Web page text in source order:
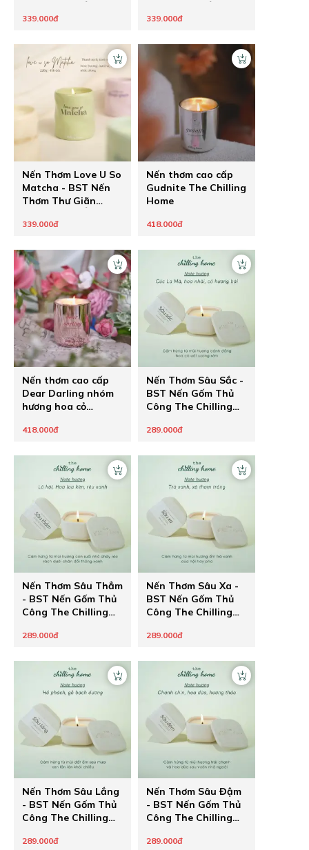
Healing Pastel của
Quà Tặng Chữa
Lành Cho Người
Thương
339.000đ
Healing Pastel của
Quà Tặng Chữa
Lành Cho Người
Thương
339.000đ
Nến Thơm Love U So
Matcha - BST Nến
Thơm Thư Giãn
Healing Pastel của
Quà Tặng Chữa
Lành Cho Người
Thương
339.000đ
Nến thơm cao cấp
Gudnite The Chilling
Home
418.000đ
Nến thơm cao cấp
Dear Darling nhóm
hương hoa cỏ
Chilling Home
418.000đ
Nến Thơm Sâu Sắc -
BST Nến Gốm Thủ
Công The Chilling
289.000đ
Nến Thơm Sâu Thẳm
- BST Nến Gốm Thủ
Công The Chilling
289.000đ
Nến Thơm Sâu Xa -
BST Nến Gốm Thủ
Công The Chilling
289.000đ
Nến Thơm Sâu Lắng
- BST Nến Gốm Thủ
Công The Chilling
289.000đ
Nến Thơm Sâu Đậm
- BST Nến Gốm Thủ
Công The Chilling
289.000đ